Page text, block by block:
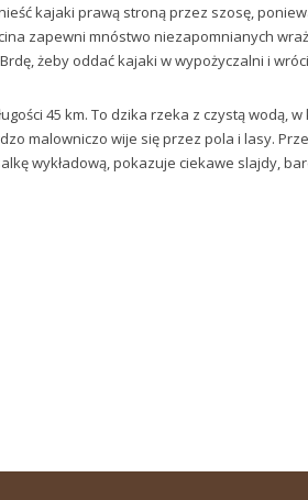
kajaki prawą stroną przez szosę,
zapewni mnóstwo niezapomnianych
żeby oddać kajaki w wypożyczalni i
45 km. To dzika rzeka z czystą wodą, w
malowniczo wije się przez pola i lasy.
wykładową, pokazuje ciekawe slajdy,